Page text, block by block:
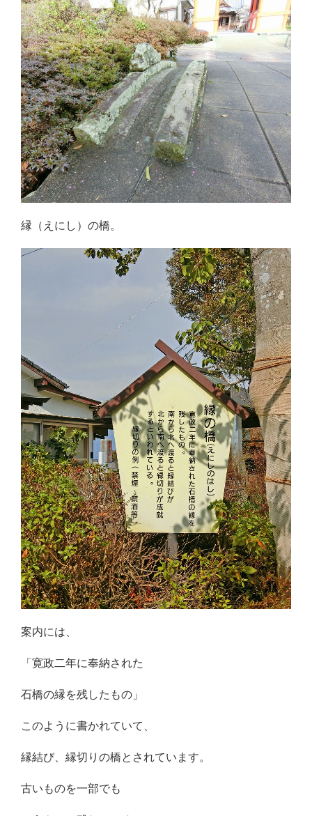
縁（えにし）の橋。
案内には、
「寛政二年に奉納された
石橋の縁を残したもの」
このように書かれていて、
縁結び、縁切りの橋とされています。
古いものを一部でも